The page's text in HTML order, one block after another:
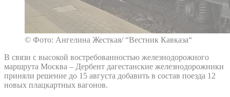
© Фото: Ангелина Жесткая/ “Вестник Кавказа“
В связи с высокой востребованностью железнодорожного
маршрута Москва – Дербент дагестанские железнодорожники
приняли решение до 15 августа добавить в состав поезда 12
новых плацкартных вагонов.